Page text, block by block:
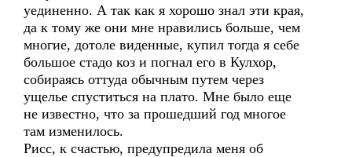
уединенно. А так как я хорошо знал эти края,
да к тому же они мне нравились больше, чем
многие, дотоле виденные, купил тогда я себе
большое стадо коз и погнал его в Кулхор,
собираясь оттуда обычным путем через
ущелье спуститься на плато. Мне было еще
не известно, что за прошедший год многое
там изменилось.
Рисс, к счастью, предупредила меня об